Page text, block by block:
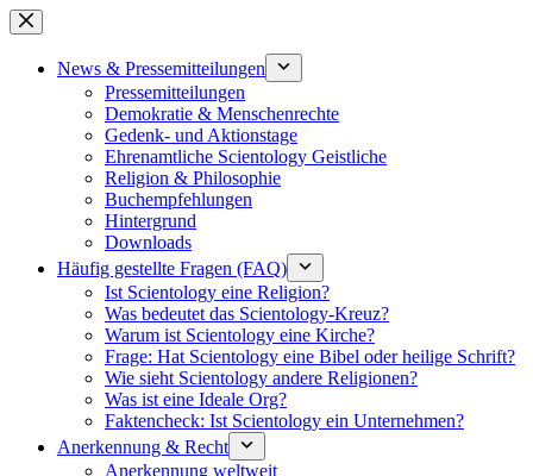
Zum
Inhalt
springenNews & Pressemitteilungen
Pressemitteilungen
Demokratie & Menschenrechte
Gedenk- und Aktionstage
Ehrenamtliche Scientology Geistliche
Religion & Philosophie
Buchempfehlungen
Hintergrund
Downloads
Häufig gestellte Fragen (FAQ)
Ist Scientology eine Religion?
Was bedeutet das Scientology-Kreuz?
Warum ist Scientology eine Kirche?
Frage: Hat Scientology eine Bibel oder heilige Schrift?
Wie sieht Scientology andere Religionen?
Was ist eine Ideale Org?
Faktencheck: Ist Scientology ein Unternehmen?
Anerkennung & Recht
Anerkennung weltweit